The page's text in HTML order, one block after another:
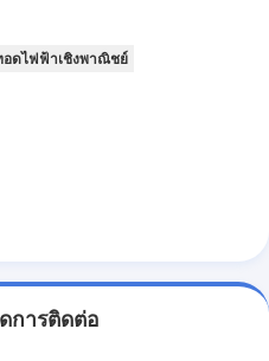
ดไฟฟ้าเชิงพาณิชย์
การติดต่อ